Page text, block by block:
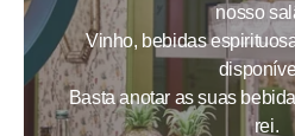
nosso
Vinho, bebidas
Basta anotar as suas
rei.